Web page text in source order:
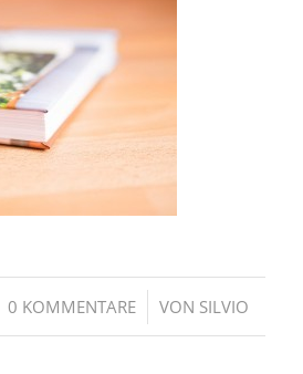
0 KOMMENTARE
/ VON SILVIO